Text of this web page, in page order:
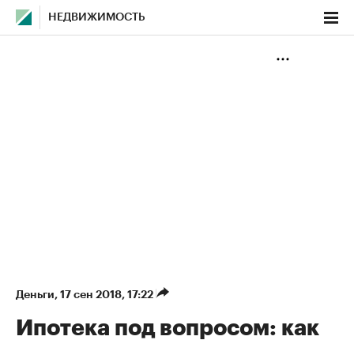
НЕДВИЖИМОСТЬ
Деньги⁠, 17 сен 2018, 17:22
Ипотека под вопросом: как